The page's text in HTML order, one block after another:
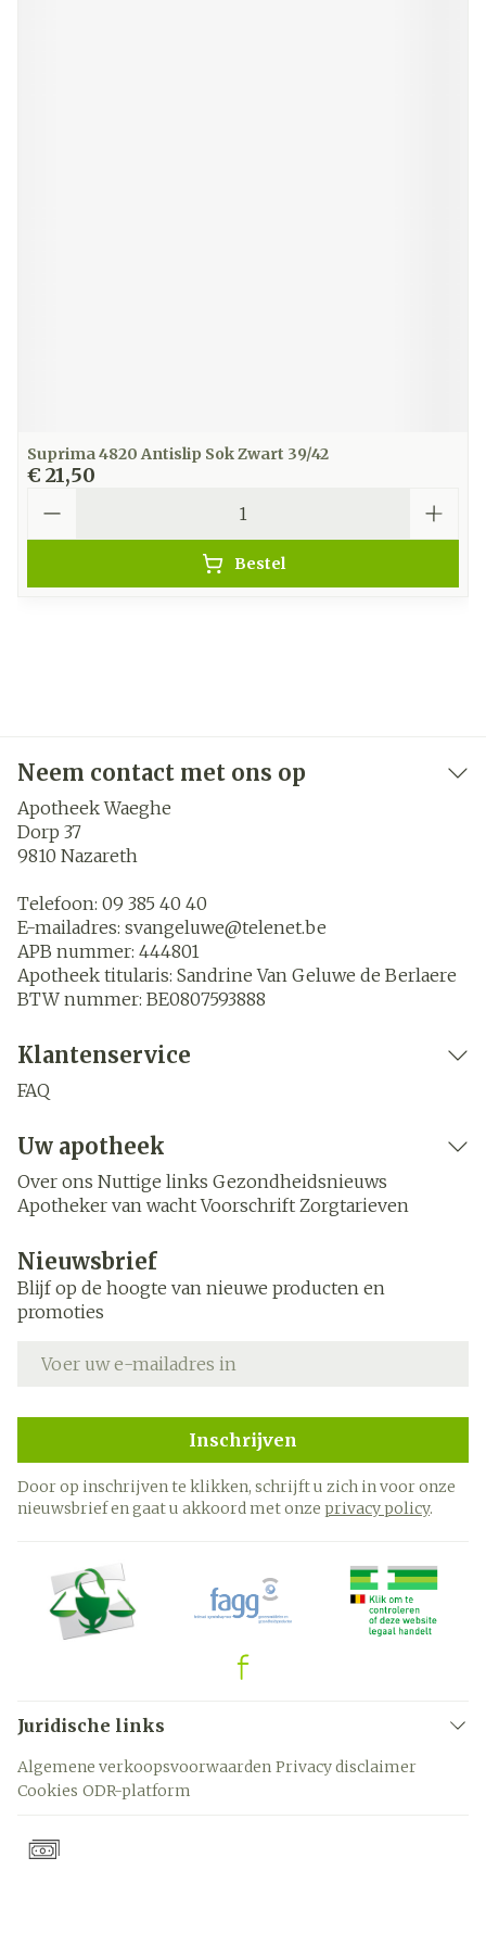
Suprima 4820 Antislip Sok Zwart 39/42
€ 21,50
Bestel
Neem contact met ons op
Apotheek Waeghe
Dorp 37
9810 Nazareth
Telefoon: 09 385 40 40
E-mailadres: svangeluwe@telenet.be
APB nummer: 444801
Apotheek titularis: Sandrine Van Geluwe de Berlaere
BTW nummer: BE0807593888
Klantenservice
FAQ
Uw apotheek
Over ons Nuttige links Gezondheidsnieuws
Apotheker van wacht Voorschrift Zorgtarieven
Nieuwsbrief
Blijf op de hoogte van nieuwe producten en
promoties
Inschrijven
Door op inschrijven te klikken, schrijft u zich in voor onze
nieuwsbrief en gaat u akkoord met onze privacy policy.
Juridische links
Algemene verkoopsvoorwaarden Privacy disclaimer
Cookies ODR-platform